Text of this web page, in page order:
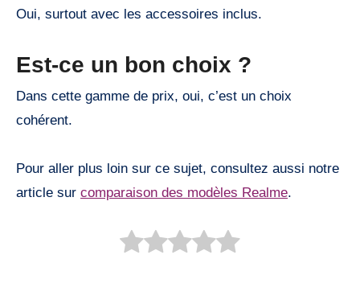
Oui, surtout avec les accessoires inclus.
Est-ce un bon choix ?
Dans cette gamme de prix, oui, c’est un choix
cohérent.
Pour aller plus loin sur ce sujet, consultez aussi notre
article sur comparaison des modèles Realme.